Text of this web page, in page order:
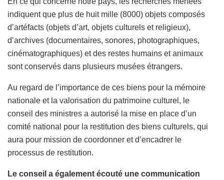
indiquent que plus de huit mille (8000) objets composés
d’artéfacts (objets d’art, objets culturels et religieux),
d’archives (documentaires, sonores, photographiques,
cinématographiques) et des restes humains et animaux
sont conservés dans plusieurs musées étrangers.
Au regard de l’importance de ces biens pour la mémoire
nationale et la valorisation du patrimoine culturel, le
conseil des ministres a autorisé la mise en place d’un
comité national pour la restitution des biens culturels, qui
aura pour mission de coordonner et d’encadrer le
processus de restitution.
Le conseil a également écouté une communication